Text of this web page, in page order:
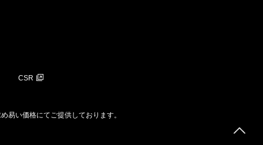
CSR
易い価格にてご提供しております。